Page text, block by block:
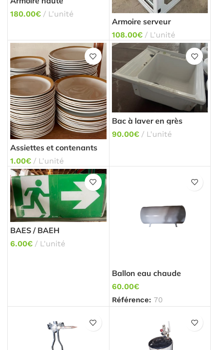
180.00€ L'unité
Armoire serveur
108.00€ L'unité
Assiettes et contenants
1.00€ L'unité
Bac à laver en grès
90.00€ L'unité
BAES / BAEH
6.00€ L'unité
Ballon eau chaude
60.00€
Référence: 70